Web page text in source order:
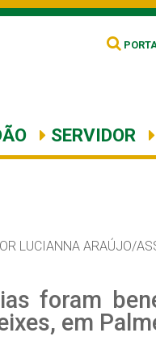
SERVIDOR
LUCIANNA ARAÚJO/
foram
em